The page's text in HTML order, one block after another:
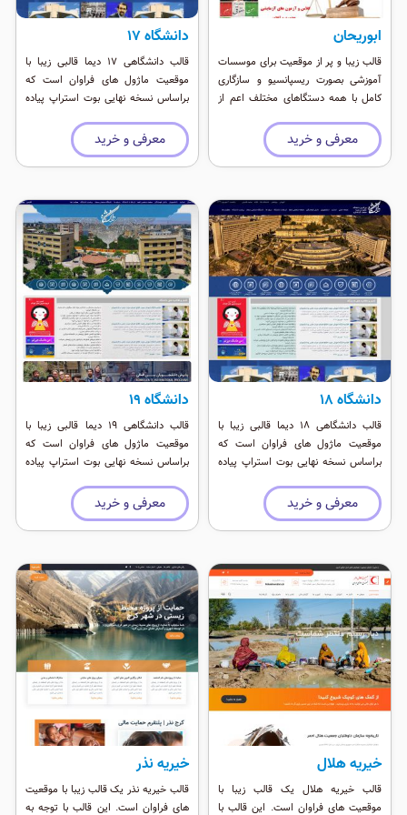
ابوریحان
قالب زیبا و پر از موقعیت برای موسسات
آموزشی بصورت ریسپانسیو و سازگاری
کامل با همه دستگاهای مختلف اعم از
معرفی و خرید
دانشگاه 17
قالب دانشگاهی 17 دیما قالبی زیبا با
موقعیت ماژول های فراوان است که
براساس نسخه نهایی بوت استراپ پیاده
وردپرس و هم برای جوملا در دسترسی می
باشد.
معرفی و خرید
دانشگاه 18
قالب دانشگاهی 18 دیما قالبی زیبا با
موقعیت ماژول های فراوان است که
براساس نسخه نهایی بوت استراپ پیاده
وردپرس و هم برای جوملا در دسترسی می
باشد.
معرفی و خرید
دانشگاه 19
قالب دانشگاهی 19 دیما قالبی زیبا با
موقعیت ماژول های فراوان است که
براساس نسخه نهایی بوت استراپ پیاده
وردپرس و هم برای جوملا در دسترسی می
باشد.
معرفی و خرید
خیریه هلال
قالب خیریه هلال یک قالب زیبا با
موقعیت های فراوان است. این قالب با
خیریه نذر
قالب خیریه نذر یک قالب زیبا با موقعیت
های فراوان است. این قالب با توجه به